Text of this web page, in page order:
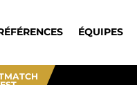
ÉQUIPES